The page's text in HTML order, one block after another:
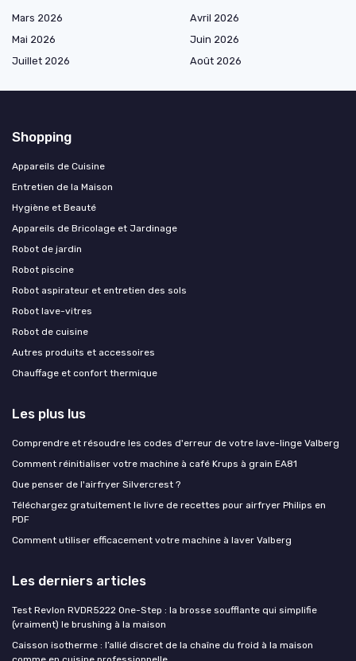
Mars 2026
Avril 2026
Mai 2026
Juin 2026
Juillet 2026
Août 2026
Shopping
Appareils de Cuisine
Entretien de la Maison
Hygiène et Beauté
Appareils de Bricolage et Jardinage
Robot de jardin
Robot piscine
Robot aspirateur et entretien des sols
Robot lave-vitres
Robot de cuisine
Autres produits et accessoires
Chauffage et confort thermique
Les plus lus
Comprendre et résoudre les codes d'erreur de votre lave-linge Valberg
Comment réinitialiser votre machine à café Krups à grain EA81
Que penser de l'airfryer Silvercrest ?
Téléchargez gratuitement le livre de recettes pour airfryer Philips en
PDF
Comment utiliser efficacement votre machine à laver Valberg
Les derniers articles
Test Revlon RVDR5222 One-Step : la brosse soufflante qui simplifie
(vraiment) le brushing à la maison
Caisson isotherme : l’allié discret de la chaîne du froid à la maison